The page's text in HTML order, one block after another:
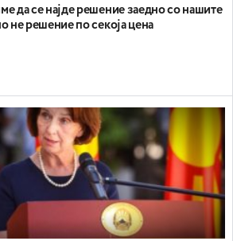
да се најде решение заедно со нашите
не решение по секоја цена